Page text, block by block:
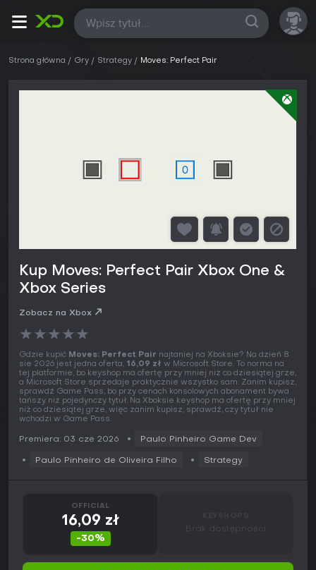
Wszystkie
Strona główna Gry Strategy Moves: Perfect Pair
Kup Moves: Perfect Pair Xbox One &
Xbox Series
Zobacz na Xbox
★★★★★
Gdzie kupić Moves: Perfect Pair najtaniej na Xboksie? Na dzień 8
sie 2026 jest jedna oferta, 16,09 zł w Microsoft Store. To norma na
tej platformie, bo keyshop ma ofertę przy mniej niż co dziesiątej grze,
a Microsoft Store sprzedaje praktycznie wszystko sam. Zanim kupisz,
sprawdź Game Pass, bo przy cenach konsolowych abonament bywa
tańszy niż pojedynczy tytuł. Na Xboksie keyshop ma ofertę przy mniej
niż co dziesiątej grze, więc zanim kupisz, sprawdź, czy tytuł nie
wchodzi w Game Pass.
Premiera: 03 cze 2026 Paulo Pinheiro Game Dev
Paulo Pinheiro de Oliveira Filho Strategy
OFFICIAL
16,09 zł
-30%
Brak dostępności